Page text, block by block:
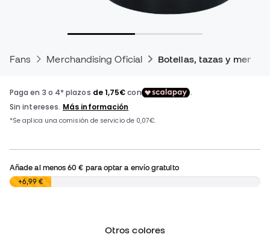
Fans Merchandising Oficial Botellas, tazas y menaje
Añade al menos60 € para optar a envío gratuito
0,00 €
+6,99 €
Otros colores